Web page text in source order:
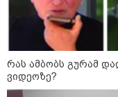
11:13 / 05-08-2026
Hisense
რას ამბობს გურამ
ვიდეოზე?